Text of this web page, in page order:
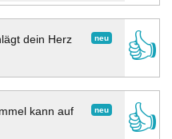
neu
dein Herz
👍
neu
kann auf
👍